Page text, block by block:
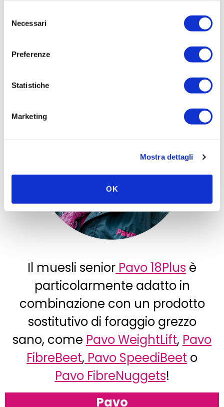
delNecessari
Preferenze
Statistiche
Marketing
Mostra dettagli
OK
Consigli per l'alimentazione dei
Il muesli senior Pavo 18Plus è
particolarmente adatto in
combinazione con un prodotto
sostitutivo di foraggio grezzo
sano, come Pavo WeightLift, Pavo
FibreBeet, Pavo SpeediBeet o
Pavo FibreNuggets!
Pavo